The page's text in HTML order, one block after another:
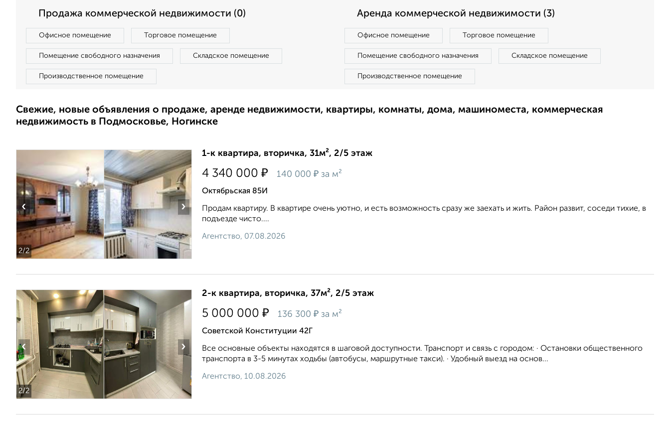
Продажа коммерческой недвижимости (0)
Офисное помещение Торговое помещение
Помещение свободного назначения Складское помещение
Производственное помещение
Аренда коммерческой недвижимости (3)
Офисное помещение Торговое помещение
Помещение свободного назначения Складское помещение
Производственное помещение
Свежие, новые объявления о продаже, аренде недвижимости, квартиры, комнаты, дома, машиноместа, коммерческая
недвижимость в Подмосковье, Ногинске
2/2
‹ ›
1-к квартира, вторичка, 31м², 2/5 этаж
4 340 000 ₽ 140 000 ₽ за м²
Октябрьская 85И
Продам квартиру. В квартире очень уютно, и есть возможность сразу же заехать и жить. Район развит, соседи тихие, в
подъезде чисто....
Агентство, 07.08.2026
2/2
‹ ›
2-к квартира, вторичка, 37м², 2/5 этаж
5 000 000 ₽ 136 300 ₽ за м²
Советской Конституции 42Г
Все основные объекты находятся в шаговой доступности. Транспорт и связь с городом: · Остановки общественного
транспорта в 3-5 минутах ходьбы (автобусы, маршрутные такси). · Удобный выезд на основ...
Агентство, 10.08.2026